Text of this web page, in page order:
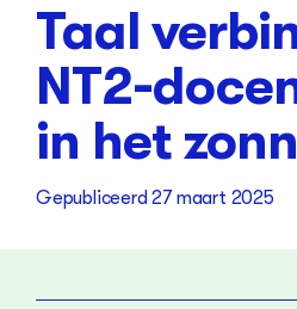
Taal
NT2-
in het
Gepubliceerd 27 maart 2025